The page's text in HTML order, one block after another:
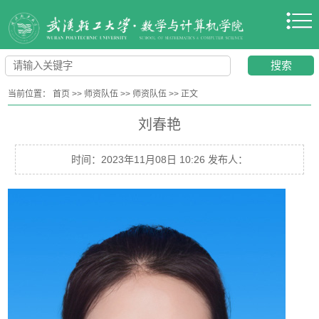
当前位置：首页 >> 师资队伍 >> 师资队伍 >>正文
刘春艳
时间：2023年11月08日 10:26 发布人：